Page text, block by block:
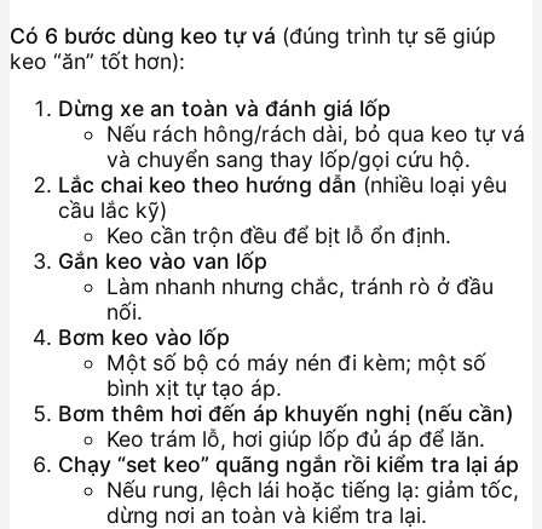
Có 6 bước dùng keo tự vá (đúng trình tự sẽ giúp
keo “ăn” tốt hơn):
Dừng xe an toàn và đánh giá lốp
Nếu rách hông/rách dài, bỏ qua keo tự vá
và chuyển sang thay lốp/gọi cứu hộ.
Lắc chai keo theo hướng dẫn (nhiều loại yêu
cầu lắc kỹ)
Keo cần trộn đều để bịt lỗ ổn định.
Gắn keo vào van lốp
Làm nhanh nhưng chắc, tránh rò ở đầu
nối.
Bơm keo vào lốp
Một số bộ có máy nén đi kèm; một số
bình xịt tự tạo áp.
Bơm thêm hơi đến áp khuyến nghị (nếu cần)
Keo trám lỗ, hơi giúp lốp đủ áp để lăn.
Chạy “set keo” quãng ngắn rồi kiểm tra lại áp
Nếu rung, lệch lái hoặc tiếng lạ: giảm tốc,
dừng nơi an toàn và kiểm tra lại.